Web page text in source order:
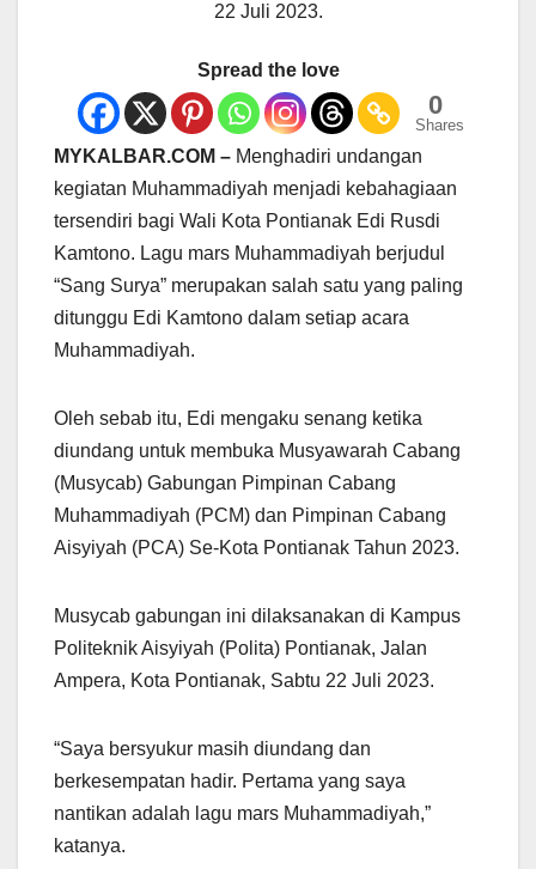
22 Juli 2023.
Spread the love
0
Shares
MYKALBAR.COM – Menghadiri undangan
kegiatan Muhammadiyah menjadi kebahagiaan
tersendiri bagi Wali Kota Pontianak Edi Rusdi
Kamtono. Lagu mars Muhammadiyah berjudul
“Sang Surya” merupakan salah satu yang paling
ditunggu Edi Kamtono dalam setiap acara
Muhammadiyah.
Oleh sebab itu, Edi mengaku senang ketika
diundang untuk membuka Musyawarah Cabang
(Musycab) Gabungan Pimpinan Cabang
Muhammadiyah (PCM) dan Pimpinan Cabang
Aisyiyah (PCA) Se-Kota Pontianak Tahun 2023.
Musycab gabungan ini dilaksanakan di Kampus
Politeknik Aisyiyah (Polita) Pontianak, Jalan
Ampera, Kota Pontianak, Sabtu 22 Juli 2023.
“Saya bersyukur masih diundang dan
berkesempatan hadir. Pertama yang saya
nantikan adalah lagu mars Muhammadiyah,”
katanya.